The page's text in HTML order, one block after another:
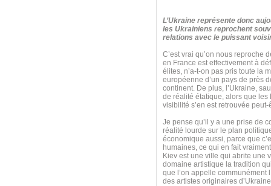
L’Ukraine représente donc
les Ukrainiens reprochent
relations avec le puissant
C’est vrai qu’on nous reproche
en France est effectivement à
élites, n’a-t-on pas pris toute la
européenne d’un pays de près
continent. De plus, l’Ukraine,
de réalité étatique, alors que les
visibilité s’en est retrouvée
Je pense qu’il y a une prise de
réalité lourde sur le plan
économique aussi, parce que
humaines, ce qui en fait
Kiev est une ville qui abrite une
domaine artistique la tradition
que l’on appelle communément
des artistes originaires